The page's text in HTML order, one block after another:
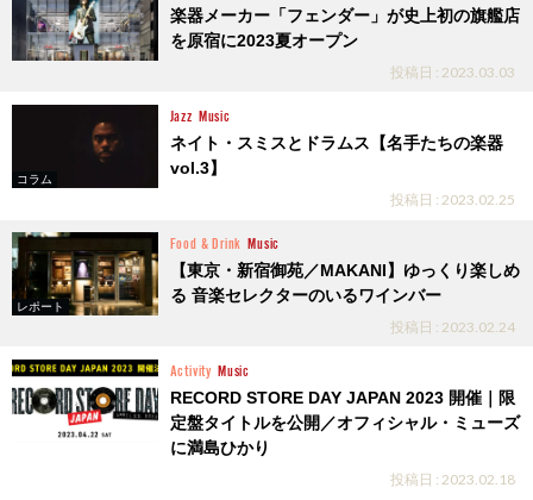
楽器メーカー「フェンダー」が史上初の旗艦店
を原宿に2023夏オープン
投稿日 : 2023.03.03
コラム
Jazz Music
ネイト・スミスとドラムス【名手たちの楽器
vol.3】
投稿日 : 2023.02.25
レポート
Food & Drink Music
【東京・新宿御苑／MAKANI】ゆっくり楽しめ
る 音楽セレクターのいるワインバー
投稿日 : 2023.02.24
Activity Music
RECORD STORE DAY JAPAN 2023 開催｜限
定盤タイトルを公開／オフィシャル・ミューズ
に満島ひかり
投稿日 : 2023.02.18